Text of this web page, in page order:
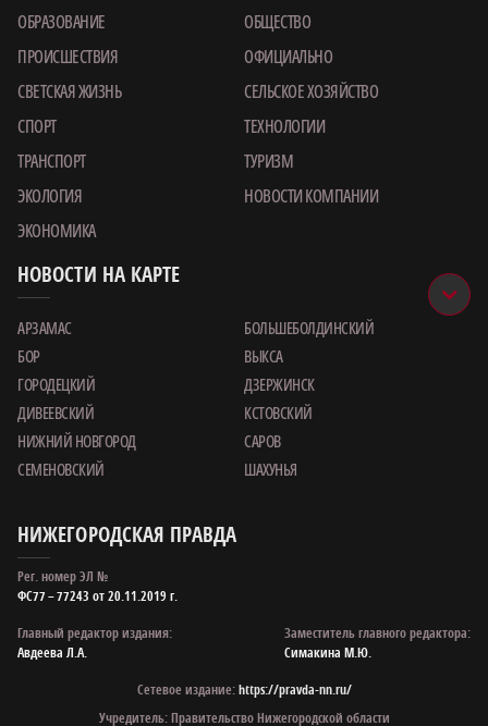
ОБРАЗОВАНИЕ
ОБЩЕСТВО
ПРОИСШЕСТВИЯ
ОФИЦИАЛЬНО
СВЕТСКАЯ ЖИЗНЬ
СЕЛЬСКОЕ ХОЗЯЙСТВО
СПОРТ
ТЕХНОЛОГИИ
ТРАНСПОРТ
ТУРИЗМ
ЭКОЛОГИЯ
НОВОСТИ КОМПАНИИ
ЭКОНОМИКА
НОВОСТИ НА КАРТЕ
АРЗАМАС
БОЛЬШЕБОЛДИНСКИЙ
БОР
ВЫКСА
ГОРОДЕЦКИЙ
ДЗЕРЖИНСК
ДИВЕЕВСКИЙ
КСТОВСКИЙ
НИЖНИЙ НОВГОРОД
САРОВ
СЕМЕНОВСКИЙ
ШАХУНЬЯ
НИЖЕГОРОДСКАЯ ПРАВДА
Рег. номер ЭЛ №
ФС77 – 77243 от 20.11.2019 г.
Главный редактор издания:
Авдеева Л.А.
Заместитель главного редактора:
Симакина М.Ю.
Сетевое издание:https://pravda-nn.ru/
Учредитель: Правительство Нижегородской области